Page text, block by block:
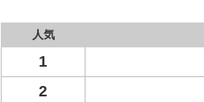
人気
1
2